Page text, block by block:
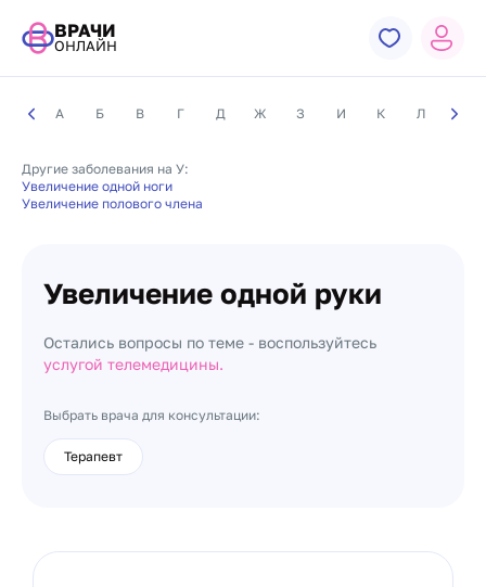
ВРАЧИ
ОНЛАЙН
А Б В Г Д Ж З И К Л М
Другие заболевания на У:
Увеличение одной ноги
Увеличение полового члена
Увеличение одной руки
Остались вопросы по теме - воспользуйтесь
услугой телемедицины.
Выбрать врача для консультации:
Терапевт